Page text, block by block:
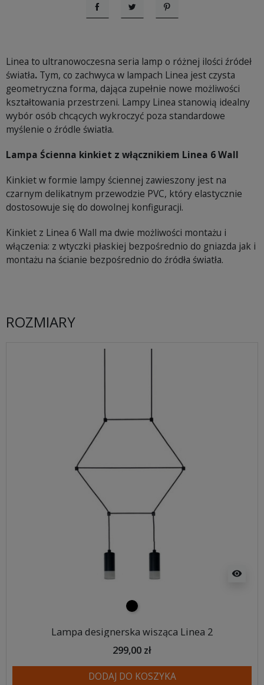
UdostępnijTweetujPinterest
Linea to ultranowoczesna seria lamp o różnej ilości źródeł
światła. Tym, co zachwyca w lampach Linea jest czysta
geometryczna forma, dająca zupełnie nowe możliwości
kształtowania przestrzeni. Lampy Linea stanowią idealny
wybór osób chcących wykroczyć poza standardowe
myślenie o źródle światła.
Lampa Ścienna kinkiet z włącznikiem Linea 6 Wall
Kinkiet w formie lampy ściennej zawieszony jest na
czarnym delikatnym przewodzie PVC, który elastycznie
dostosowuje się do dowolnej konfiguracji.
Kinkiet z Linea 6 Wall ma dwie możliwości montażu i
włączenia: z wtyczki płaskiej bezpośrednio do gniazda jak i
montażu na ścianie bezpośrednio do źródła światła.
ROZMIARY
visibility
czarny
Lampa designerska wisząca Linea 2
299,00 zł
DODAJ DO KOSZYKA